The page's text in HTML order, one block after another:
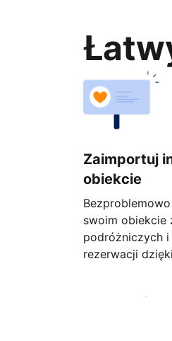
Zaimportuj
obiekcie
swoim obiekcie
podróżniczych
rezerwacji
Rozpocznij